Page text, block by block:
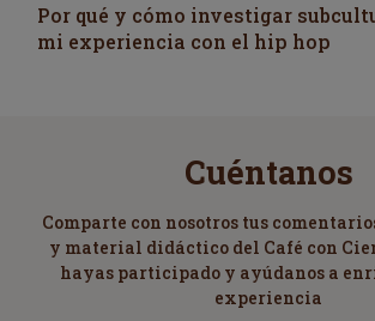
Por qué y cómo investigar
mi experiencia con el hip hop
Cuéntanos
Comparte con nosotros tus
y material didáctico del Café con
hayas participado y ayúdanos a
experiencia